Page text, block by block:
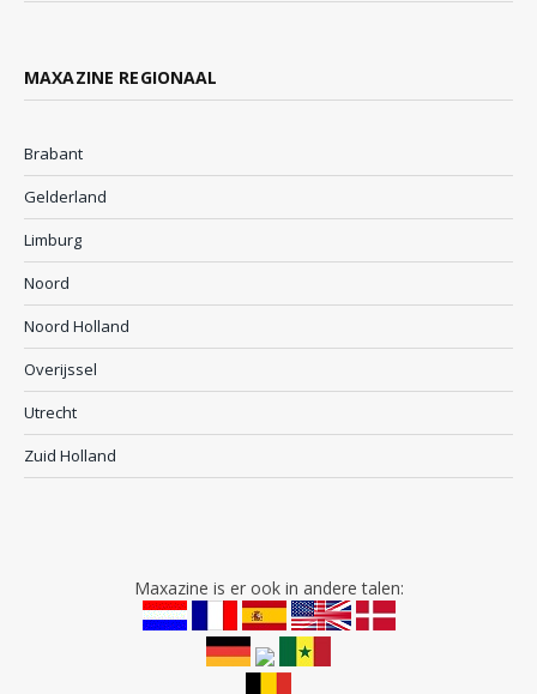
MAXAZINE REGIONAAL
Brabant
Gelderland
Limburg
Noord
Noord Holland
Overijssel
Utrecht
Zuid Holland
Maxazine is er ook in andere talen: